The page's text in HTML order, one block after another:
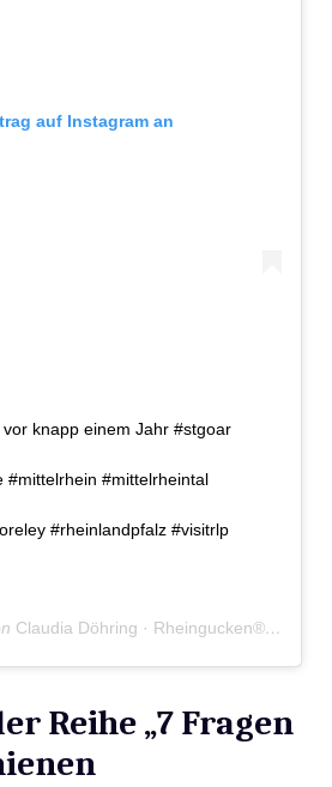
auf Instagram an
knapp einem Jahr #stgoar
#mittelrhein #mittelrheintal
#rheinlandpfalz #visitrlp
Claudia Döhring · Rheingucken®
Reihe „7 Fragen